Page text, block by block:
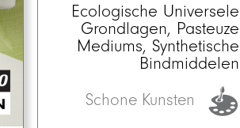
Ecologische Universele
Grondlagen, Pasteuze
Mediums, Synthetische
Bindmiddelen
Schone Kunsten